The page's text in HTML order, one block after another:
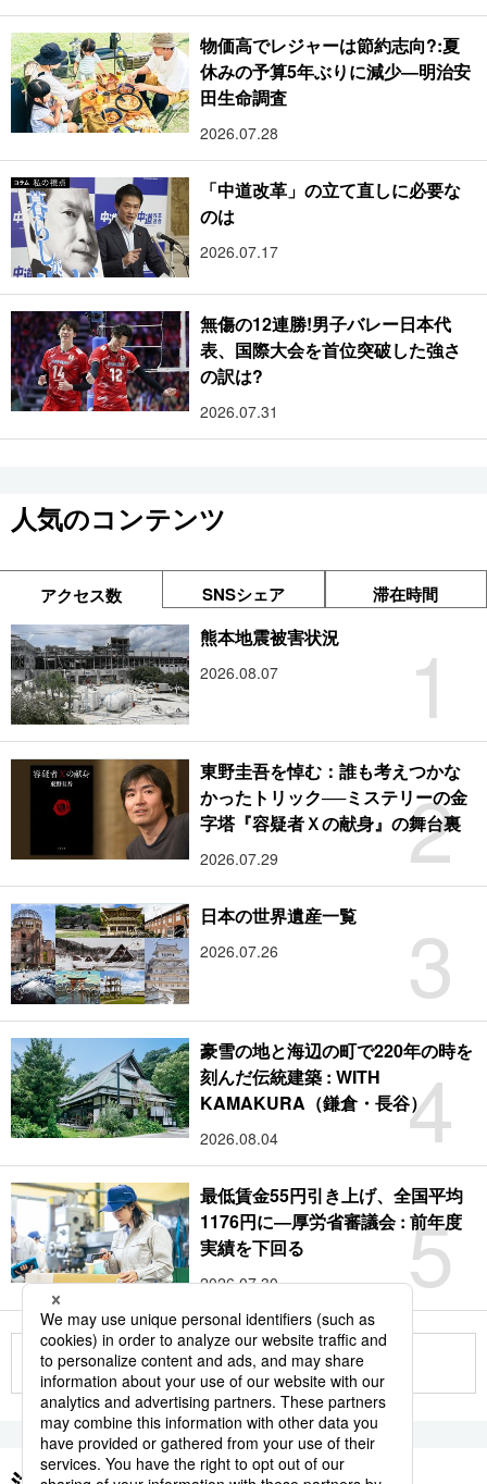
物価高でレジャーは節約志向?:夏
休みの予算5年ぶりに減少―明治安
田生命調査
2026.07.28
「中道改革」の立て直しに必要な
のは
2026.07.17
無傷の12連勝!男子バレー日本代
表、国際大会を首位突破した強さ
の訳は?
2026.07.31
人気のコンテンツ
アクセス数 SNSシェア 滞在時間
1
熊本地震被害状況
2026.08.07
2
東野圭吾を悼む：誰も考えつかな
かったトリック──ミステリーの金
字塔『容疑者Ｘの献身』の舞台裏
2026.07.29
3
日本の世界遺産一覧
2026.07.26
4
豪雪の地と海辺の町で220年の時を
刻んだ伝統建築 : WITH
KAMAKURA（鎌倉・長谷）
2026.08.04
5
最低賃金55円引き上げ、全国平均
1176円に―厚労省審議会 : 前年度
実績を下回る
2026.07.30
もっと見る